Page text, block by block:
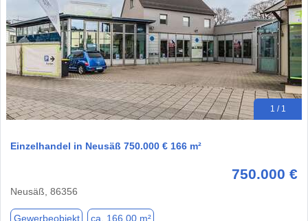
1 / 1
Einzelhandel in Neusäß 750.000 € 166 m²
750.000 €
Neusäß, 86356
Gewerbeobjekt ca. 166,00 m²